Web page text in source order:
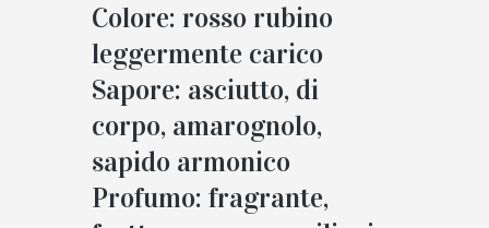
Colore: rosso rubino
leggermente carico
Sapore: asciutto, di
corpo, amarognolo,
sapido armonico
Profumo: fragrante,